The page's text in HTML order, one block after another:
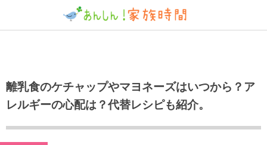
離乳食のケチャップやマヨネーズはいつから？ア
レルギーの心配は？代替レシピも紹介。